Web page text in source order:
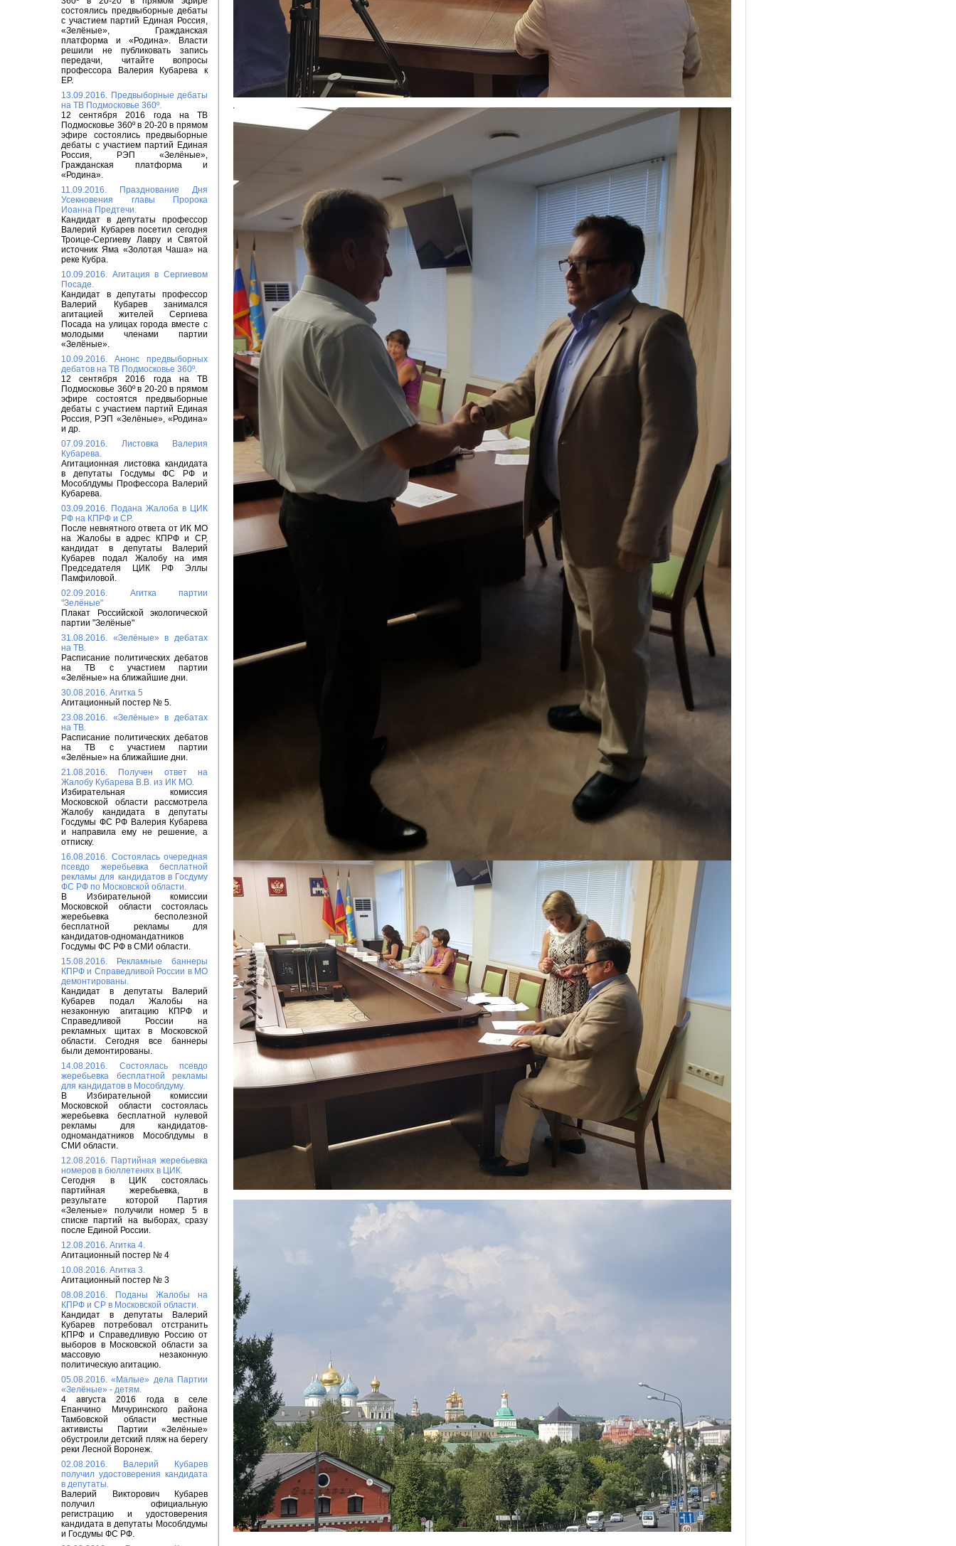
состоялись предвыборные дебаты
с участием партий Единая Россия,
«Зелёные», Гражданская
платформа и «Родина». Власти
решили не публиковать запись
передачи, читайте вопросы
профессора Валерия Кубарева к
ЕР.
13.09.2016. Предвыборные дебаты
на ТВ Подмосковье 360º.
12 сентября 2016 года на ТВ
Подмосковье 360º в 20-20 в прямом
эфире состоялись предвыборные
дебаты с участием партий Единая
Россия, РЭП «Зелёные»,
Гражданская платформа и
«Родина».
11.09.2016. Празднование Дня
Усекновения главы Пророка
Иоанна Предтечи.
Кандидат в депутаты профессор
Валерий Кубарев посетил сегодня
Троице-Сергиеву Лавру и Святой
источник Яма «Золотая Чаша» на
реке Кубра.
10.09.2016. Агитация в Сергиевом
Посаде.
Кандидат в депутаты профессор
Валерий Кубарев занимался
агитацией жителей Сергиева
Посада на улицах города вместе с
молодыми членами партии
«Зелёные».
10.09.2016. Анонс предвыборных
дебатов на ТВ Подмосковье 360º.
12 сентября 2016 года на ТВ
Подмосковье 360º в 20-20 в прямом
эфире состоятся предвыборные
дебаты с участием партий Единая
Россия, РЭП «Зелёные», «Родина»
и др.
07.09.2016. Листовка Валерия
Кубарева.
Агитационная листовка кандидата
в депутаты Госдумы ФС РФ и
Мособлдумы Профессора Валерий
Кубарева.
03.09.2016. Подана Жалоба в ЦИК
РФ на КПРФ и СР.
После невнятного ответа от ИК МО
на Жалобы в адрес КПРФ и СР,
кандидат в депутаты Валерий
Кубарев подал Жалобу на имя
Председателя ЦИК РФ Эллы
Памфиловой.
02.09.2016. Агитка партии
"Зелёные"
Плакат Российской экологической
партии "Зелёные"
31.08.2016. «Зелёные» в дебатах
на ТВ.
Расписание политических дебатов
на ТВ с участием партии
«Зелёные» на ближайшие дни.
30.08.2016. Агитка 5
Агитационный постер № 5.
23.08.2016. «Зелёные» в дебатах
на ТВ.
Расписание политических дебатов
на ТВ с участием партии
«Зелёные» на ближайшие дни.
21.08.2016. Получен ответ на
Жалобу Кубарева В.В. из ИК МО.
Избирательная комиссия
Московской области рассмотрела
Жалобу кандидата в депутаты
Госдумы ФС РФ Валерия Кубарева
и направила ему не решение, а
отписку.
16.08.2016. Состоялась очередная
псевдо жеребьевка бесплатной
рекламы для кандидатов в Госдуму
ФС РФ по Московской области.
В Избирательной комиссии
Московской области состоялась
жеребьевка бесполезной
бесплатной рекламы для
кандидатов-одномандатников
Госдумы ФС РФ в СМИ области.
15.08.2016. Рекламные баннеры
КПРФ и Справедливой России в МО
демонтированы.
Кандидат в депутаты Валерий
Кубарев подал Жалобы на
незаконную агитацию КПРФ и
Справедливой России на
рекламных щитах в Московской
области. Сегодня все баннеры
были демонтированы.
14.08.2016. Состоялась псевдо
жеребьевка бесплатной рекламы
для кандидатов в Мособлдуму.
В Избирательной комиссии
Московской области состоялась
жеребьевка бесплатной нулевой
рекламы для кандидатов-
одномандатников Мособлдумы в
СМИ области.
12.08.2016. Партийная жеребьевка
номеров в бюллетенях в ЦИК.
Сегодня в ЦИК состоялась
партийная жеребьевка, в
результате которой Партия
«Зеленые» получили номер 5 в
списке партий на выборах, сразу
после Единой России.
12.08.2016. Агитка 4.
Агитационный постер № 4
10.08.2016. Агитка 3.
Агитационный постер № 3
08.08.2016. Поданы Жалобы на
КПРФ и СР в Московской области.
Кандидат в депутаты Валерий
Кубарев потребовал отстранить
КПРФ и Справедливую Россию от
выборов в Московской области за
массовую незаконную
политическую агитацию.
05.08.2016. «Малые» дела Партии
«Зелёные» - детям.
4 августа 2016 года в селе
Епанчино Мичуринского района
Тамбовской области местные
активисты Партии «Зелёные»
обустроили детский пляж на берегу
реки Лесной Воронеж.
02.08.2016. Валерий Кубарев
получил удостоверения кандидата
в депутаты.
Валерий Викторович Кубарев
получил официальную
регистрацию и удостоверения
кандидата в депутаты Мособлдумы
и Госдумы ФС РФ.